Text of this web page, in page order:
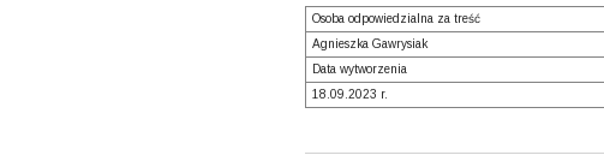
Osoba odpowiedzialna za treść
Agnieszka Gawrysiak
Data wytworzenia
18.09.2023 r.